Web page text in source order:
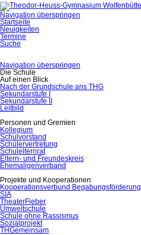
Navigation überspringen
Startseite
Neuigkeiten
Termine
Suche
Navigation überspringen
Die Schule
Auf einen Blick
Nach der Grundschule ans THG
Sekundarstufe I
Sekundarstufe II
Leitbild
Personen und Gremien
Kollegium
Schulvorstand
Schülervertretung
Schulelternrat
Eltern- und Freundeskreis
Ehemaligenverband
Projekte und Kooperationen
Kooperationsverbund Begabungsförderung
SIA
TheaterFieber
Umweltschule
Schule ohne Rassismus
Sozialprojekt
THGemeinsam